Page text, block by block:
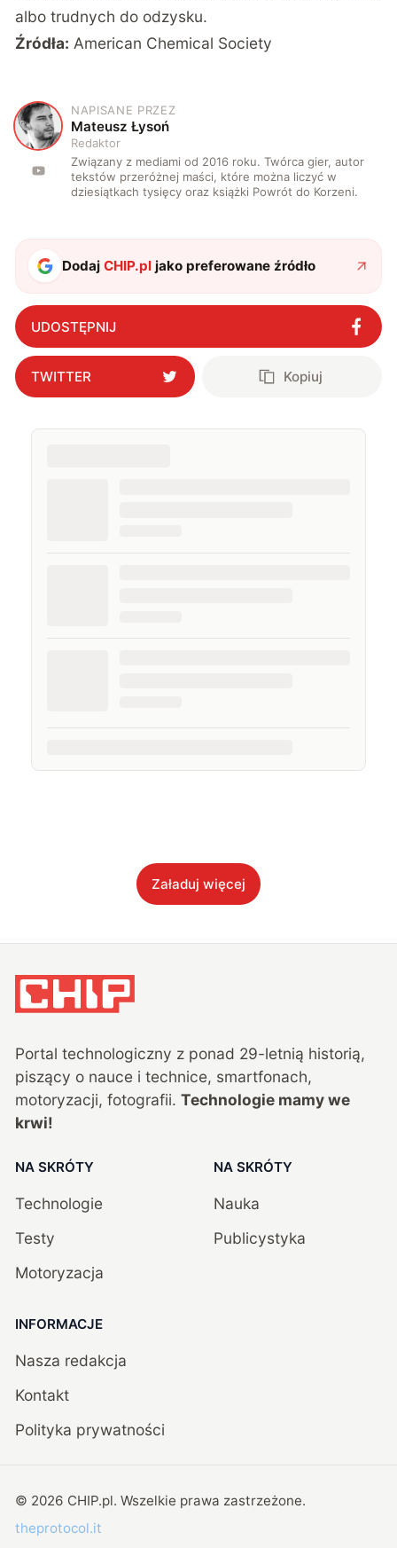
albo trudnych do odzysku.
Źródła: American Chemical Society
M
NAPISANE PRZEZ
Mateusz Łysoń
Redaktor
Związany z mediami od 2016 roku. Twórca gier, autor
tekstów przeróżnej maści, które można liczyć w
dziesiątkach tysięcy oraz książki Powrót do Korzeni.
DodajCHIP.pl jako preferowane źródło
UDOSTĘPNIJ
TWITTER Kopiuj
Załaduj więcej
Portal technologiczny z ponad 29-letnią historią,
piszący o nauce i technice, smartfonach,
motoryzacji, fotografii. Technologie mamy we
krwi!
NA SKRÓTY
Technologie
Testy
Motoryzacja
NA SKRÓTY
Nauka
Publicystyka
INFORMACJE
Nasza redakcja
Kontakt
Polityka prywatności
© 2026 CHIP.pl. Wszelkie prawa zastrzeżone.
theprotocol.it